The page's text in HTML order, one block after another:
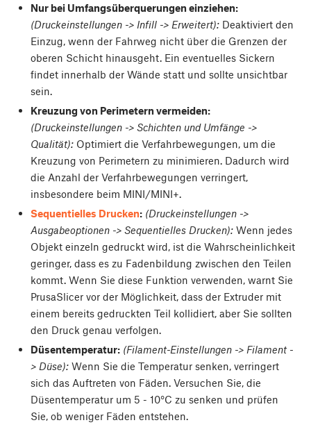
Nur bei Umfangsüberquerungen einziehen:
(Druckeinstellungen -> Infill -> Erweitert):Deaktiviert den
Einzug, wenn der Fahrweg nicht über die Grenzen der
oberen Schicht hinausgeht. Ein eventuelles Sickern
findet innerhalb der Wände statt und sollte unsichtbar
sein.
Kreuzung von Perimetern vermeiden:
(Druckeinstellungen -> Schichten und Umfänge ->
Qualität):Optimiert die Verfahrbewegungen, um die
Kreuzung von Perimetern zu minimieren. Dadurch wird
die Anzahl der Verfahrbewegungen verringert,
insbesondere beim MINI/MINI+.
Sequentielles Drucken: (Druckeinstellungen ->
Ausgabeoptionen -> Sequentielles Drucken):Wenn jedes
Objekt einzeln gedruckt wird, ist die Wahrscheinlichkeit
geringer, dass es zu Fadenbildung zwischen den Teilen
kommt. Wenn Sie diese Funktion verwenden, warnt Sie
PrusaSlicer vor der Möglichkeit, dass der Extruder mit
einem bereits gedruckten Teil kollidiert, aber Sie sollten
den Druck genau verfolgen.
Düsentemperatur: (Filament-Einstellungen -> Filament -
> Düse):Wenn Sie die Temperatur senken, verringert
sich das Auftreten von Fäden. Versuchen Sie, die
Düsentemperatur um 5 - 10°C zu senken und prüfen
Sie, ob weniger Fäden entstehen.